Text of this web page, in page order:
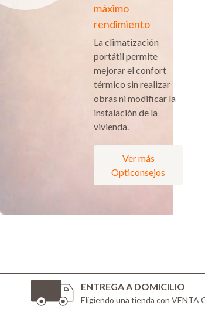
máximo
rendimiento
La climatización
portátil permite
mejorar el confort
térmico sin realizar
obras ni modificar la
instalación de la
vivienda.
Ver más
Opticonsejos
ENTREGA A DOMICILIO
Eligiendo una tienda con VENTA